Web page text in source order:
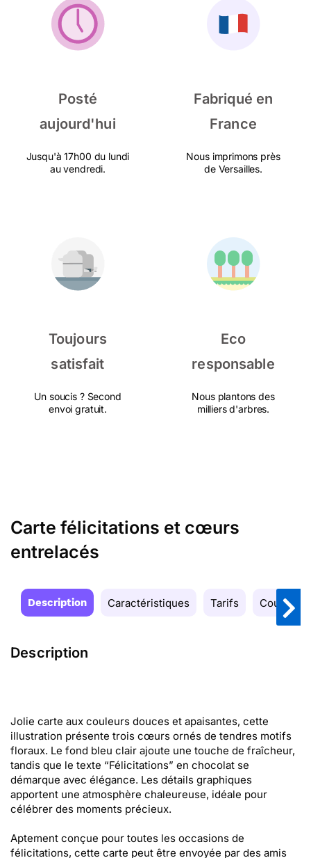
Posté
aujourd'hui
Jusqu'à 17h00 du lundi
au vendredi.
Fabriqué en
France
Nous imprimons près
de Versailles.
Toujours
satisfait
Un soucis ? Second
envoi gratuit.
Eco
responsable
Nous plantons des
milliers d'arbres.
Carte félicitations et cœurs
entrelacés
Description Caractéristiques Tarifs Couleurs
Description
Jolie carte aux couleurs douces et apaisantes, cette
illustration présente trois cœurs ornés de tendres motifs
floraux. Le fond bleu clair ajoute une touche de fraîcheur,
tandis que le texte “Félicitations” en chocolat se
démarque avec élégance. Les détails graphiques
apportent une atmosphère chaleureuse, idéale pour
célébrer des moments précieux.
Aptement conçue pour toutes les occasions de
félicitations, cette carte peut être envoyée par des amis